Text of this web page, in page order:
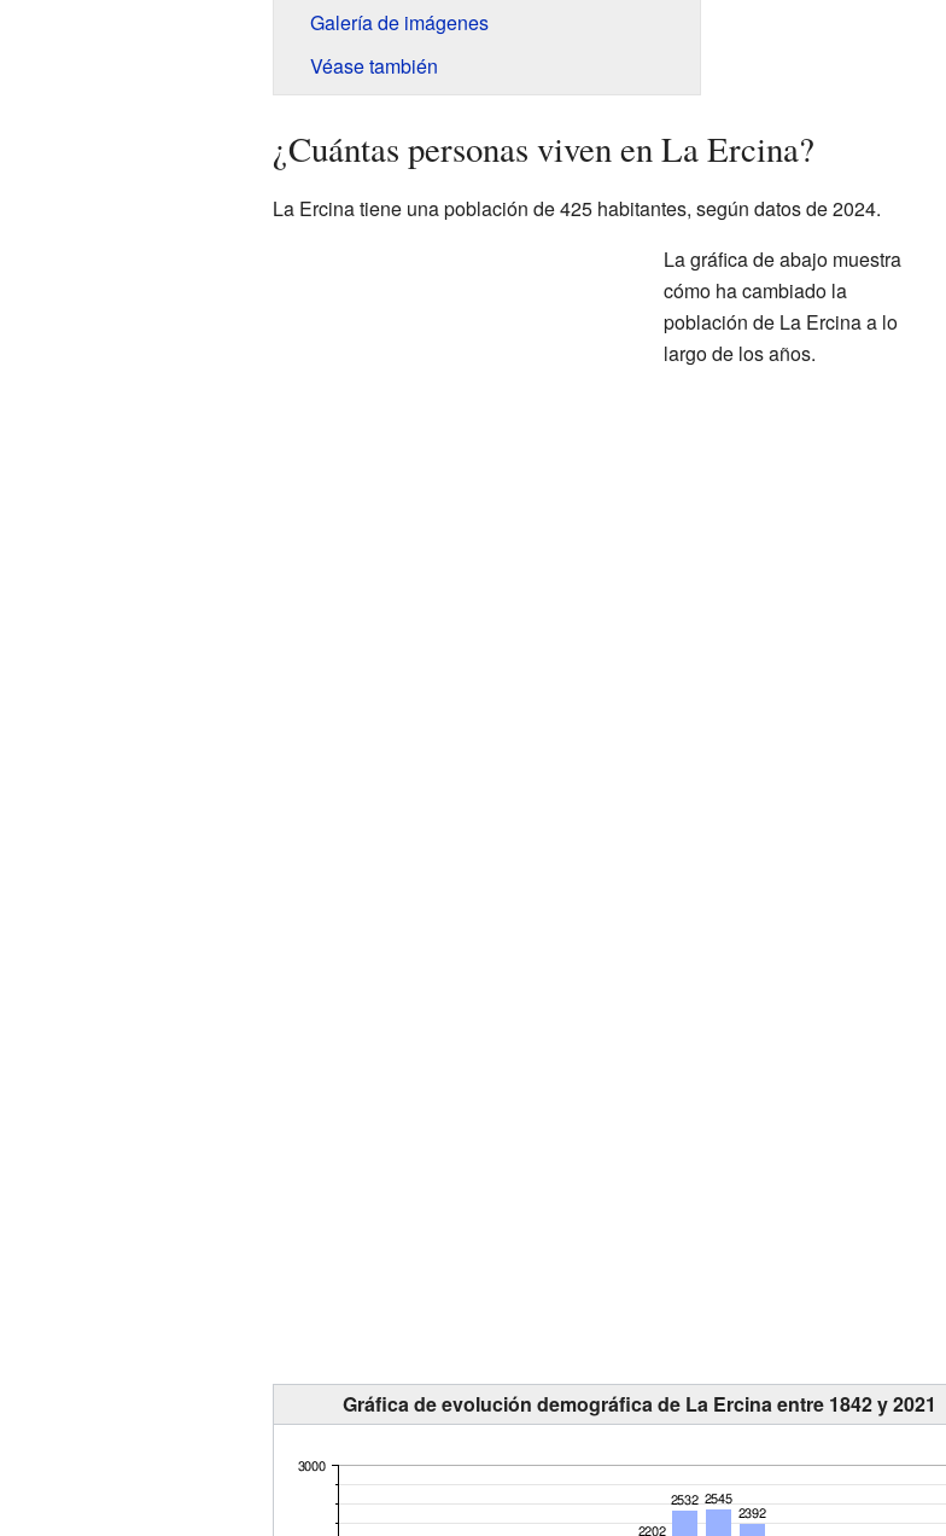
Galería de imágenes
Véase también
¿Cuántas personas viven en La Ercina?
La Ercina tiene una población de 425 habitantes, según datos de 2024.
La gráfica de abajo muestra
cómo ha cambiado la
población de La Ercina a lo
largo de los años.
Gráfica de evolución demográfica de La Ercina entre 1842 y 2021